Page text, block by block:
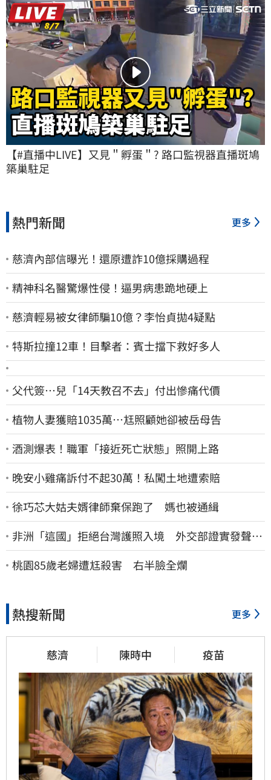
【#直播中LIVE】又見＂孵蛋＂? 路口監視器直播斑鳩
築巢駐足
熱門新聞 更多
慈濟內部信曝光！還原遭詐10億採購過程
精神科名醫驚爆性侵！逼男病患跪地硬上
慈濟輕易被女律師騙10億？李怡貞拋4疑點
特斯拉撞12車！目擊者：賓士擋下救好多人
父代簽…兒「14天教召不去」付出慘痛代價
植物人妻獲賠1035萬…尪照顧她卻被岳母告
酒測爆表！職軍「接近死亡狀態」照開上路
晚安小雞痛訴付不起30萬！私闖土地遭索賠
徐巧芯大姑夫婿律師棄保跑了 媽也被通緝
非洲「這國」拒絕台灣護照入境 外交部證實發聲
了：持續交涉聯繫
桃園85歲老婦遭尪殺害 右半臉全爛
熱搜新聞 更多
慈濟 陳時中 疫苗